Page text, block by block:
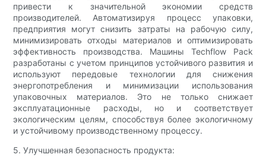
привести к значительной экономии средств
производителей. Автоматизируя процесс упаковки,
предприятия могут снизить затраты на рабочую силу,
минимизировать отходы материалов и оптимизировать
эффективность производства. Машины Techflow Pack
разработаны с учетом принципов устойчивого развития и
используют передовые технологии для снижения
энергопотребления и минимизации использования
упаковочных материалов. Это не только снижает
эксплуатационные расходы, но и соответствует
экологическим целям, способствуя более экологичному
и устойчивому производственному процессу.
5. Улучшенная безопасность продукта: